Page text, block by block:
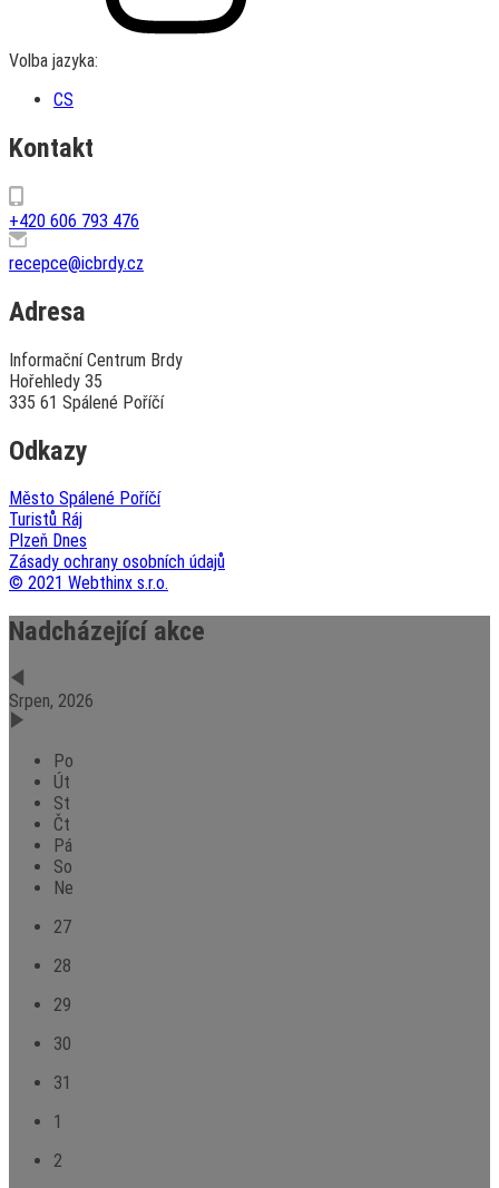
Volba jazyka:
CS
Kontakt
+420 606 793 476
recepce@icbrdy.cz
Adresa
Informační Centrum Brdy
Hořehledy 35
335 61 Spálené Poříčí
Odkazy
Město Spálené Poříčí
Turistů Ráj
Plzeň Dnes
Zásady ochrany osobních údajů
© 2021 Webthinx s.r.o.
Nadcházející akce
Srpen, 2026
Po
Út
St
Čt
Pá
So
Ne
27
28
29
30
31
1
2